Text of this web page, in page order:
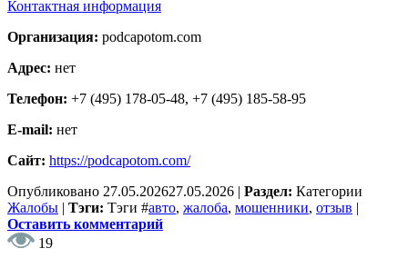
Контактная информация
Организация: podcapotom.com
Адрес: нет
Телефон: +7 (495) 178-05-48, +7 (495) 185-58-95
E-mail: нет
Сайт: https://podcapotom.com/
Опубликовано 27.05.202627.05.2026 | Раздел: Категории
Жалобы | Тэги: Тэги #авто, жалоба, мошенники, отзыв |
Оставить комментарий
19